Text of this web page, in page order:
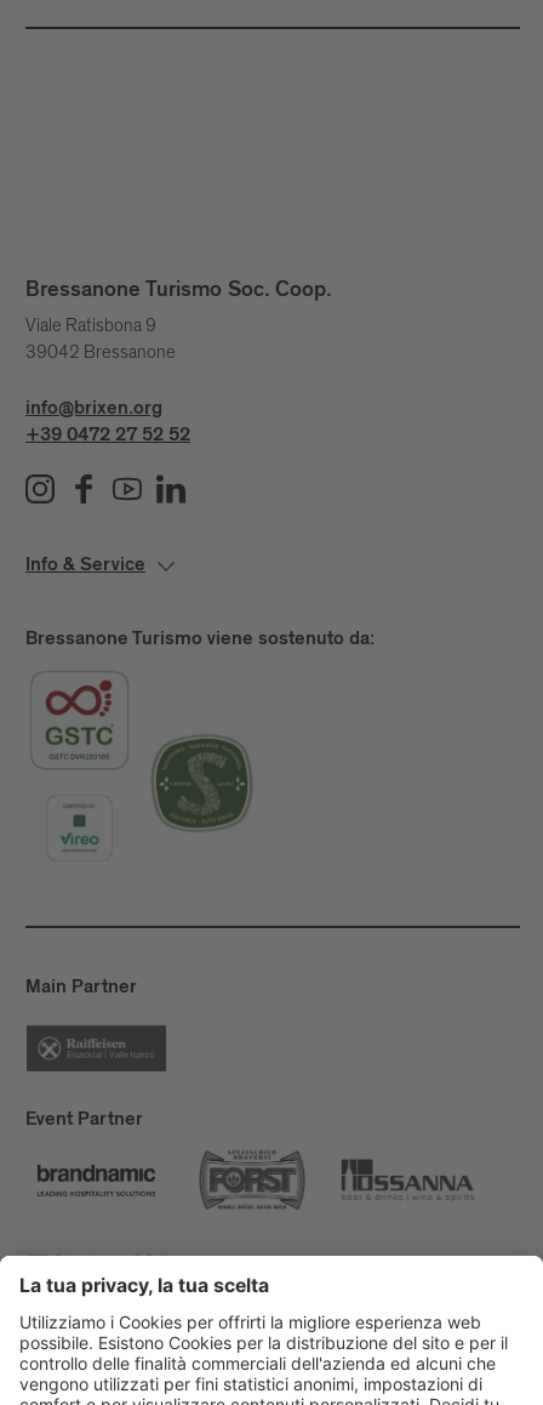
Bressanone Turismo Soc. Coop.
Viale Ratisbona 9
39042 Bressanone
info@brixen.org
+39 0472 27 52 52
Info & Service
Bressanone Turismo viene sostenuto da:
Main Partner
Event Partner
Bressanone Turismo
Privacy
Note legali Finanziamenti